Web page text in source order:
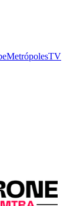
MetrópolesTV